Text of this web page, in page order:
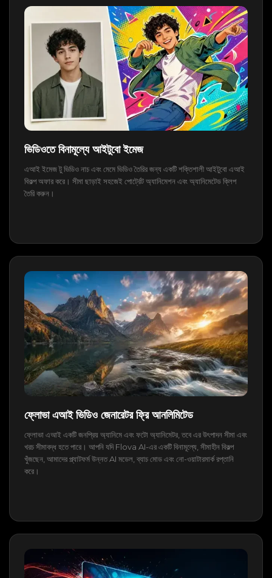
ভিডিওতে বিনামূল্যে আইটুবো ইমেজ
এআই ইমেজ টু ভিডিও নাচ এবং মেমে ভিডিও তৈরির জন্য একটি শক্তিশালী আইটুবো এআই
বিকল্প অফার করে। সীমা ছাড়াই সহজেই পোর্ট্রেট অ্যানিমেশন এবং অ্যানিমেটেড ক্লিপ
তৈরি করুন।
ফ্লোভা এআই ভিডিও জেনারেটর ফ্রি আনলিমিটেড
ফ্লোভা এআই একটি জনপ্রিয় অ্যানিমে এবং ফটো অ্যানিমেটর, তবে এর উৎপাদন সীমা এবং
খরচ সীমাবদ্ধ হতে পারে। আপনি যদি Flova AI-এর একটি বিনামূল্যে, সীমাহীন বিকল্প
খুঁজছেন, আমাদের প্ল্যাটফর্ম উন্নত AI মডেল, ব্যাচ মোড এবং নো-ওয়াটারমার্ক রপ্তানি
করে।